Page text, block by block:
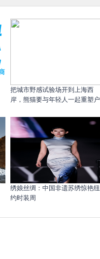
把城市野感试验场开到上海西
岸，熊猫要与年轻人一起重塑户..
绣娘丝绸：中国非遗苏绣惊艳纽
约时装周